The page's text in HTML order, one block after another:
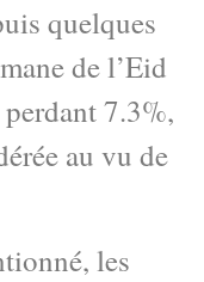
quelques
de l’Eid
7.3%,
au vu de
les